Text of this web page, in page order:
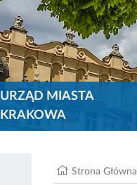
URZĄD MIASTA
KRAKOWA
Strona Główna